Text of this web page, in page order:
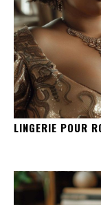
LINGERIE POUR